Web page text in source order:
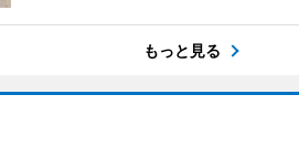
もっと見る